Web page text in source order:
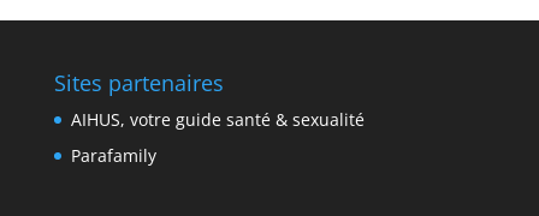
Sites partenaires
AIHUS, votre guide santé & sexualité
Parafamily